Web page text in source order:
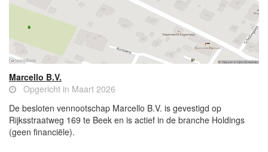
Marcello B.V.
Opgericht in Maart 2026
De besloten vennootschap Marcello B.V. is gevestigd op
Rijksstraatweg 169 te Beek en is actief in de branche Holdings
(geen financiële).